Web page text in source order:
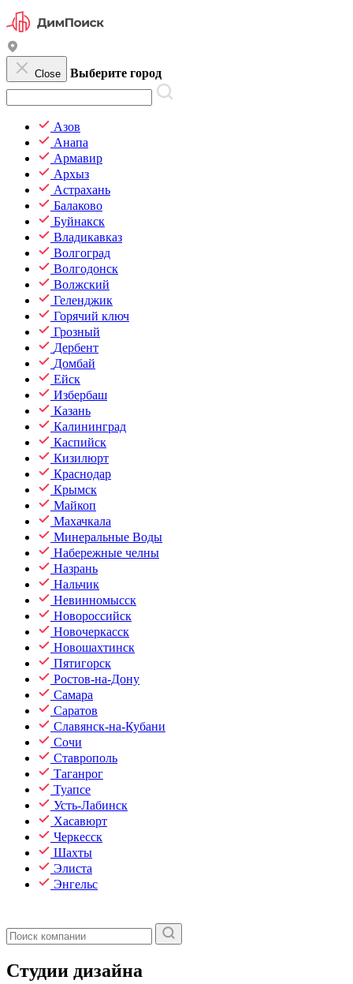
Close Выберите город
Азов
Анапа
Армавир
Архыз
Астрахань
Балаково
Буйнакск
Владикавказ
Волгоград
Волгодонск
Волжский
Геленджик
Горячий ключ
Грозный
Дербент
Домбай
Ейск
Избербаш
Казань
Калининград
Каспийск
Кизилюрт
Краснодар
Крымск
Майкоп
Махачкала
Минеральные Воды
Набережные челны
Назрань
Нальчик
Невинномысск
Новороссийск
Новочеркасск
Новошахтинск
Пятигорск
Ростов-на-Дону
Самара
Саратов
Славянск-на-Кубани
Сочи
Ставрополь
Таганрог
Туапсе
Усть-Лабинск
Хасавюрт
Черкесск
Шахты
Элиста
Энгельс
Студии дизайна